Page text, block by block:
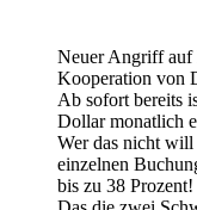
Neuer Angriff auf
Kooperation von
Ab sofort bereits
Dollar monatlich
Wer das nicht
einzelnen
bis zu 38 Prozent!